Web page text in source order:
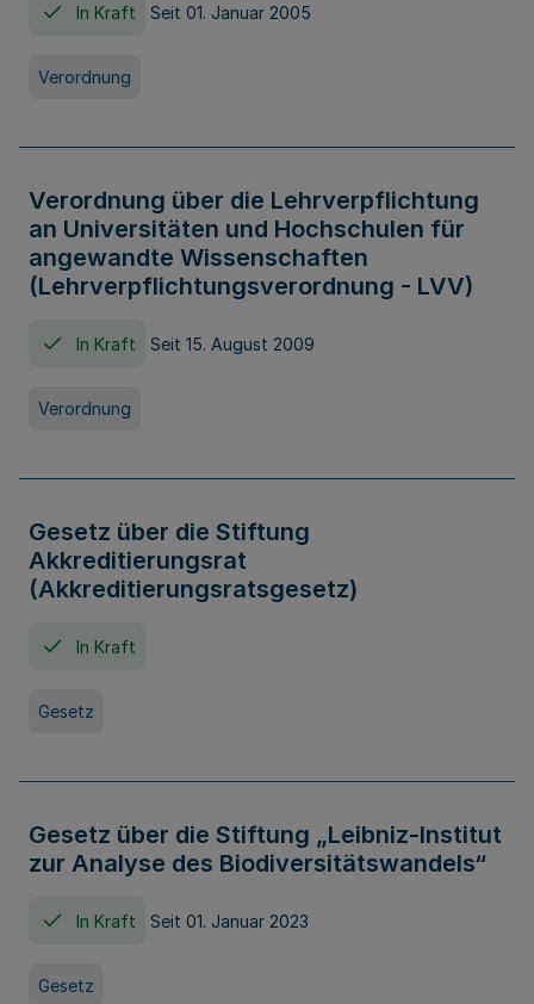
In Kraft Seit 01. Januar 2005
Verordnung
Verordnung über die Lehrverpflichtung
an Universitäten und Hochschulen für
angewandte Wissenschaften
(Lehrverpflichtungsverordnung - LVV)
In Kraft Seit 15. August 2009
Verordnung
Gesetz über die Stiftung
Akkreditierungsrat
(Akkreditierungsratsgesetz)
In Kraft
Gesetz
Gesetz über die Stiftung „Leibniz-Institut
zur Analyse des Biodiversitätswandels“
In Kraft Seit 01. Januar 2023
Gesetz